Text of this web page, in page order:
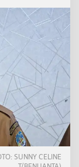
SUNNY CELINE